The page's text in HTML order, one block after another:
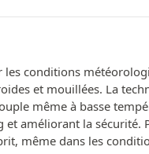
conditions
et mouillées. La
même à basse
améliorant la
même dans les